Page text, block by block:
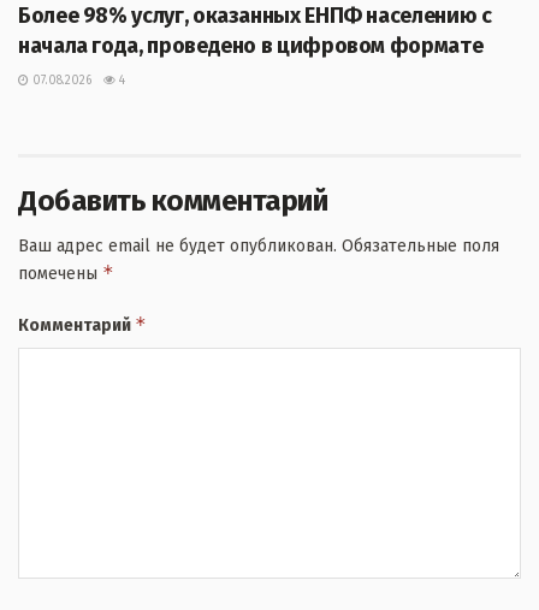
Более 98% услуг, оказанных ЕНПФ населению с
начала года, проведено в цифровом формате
07.08.2026 4
Добавить комментарий
Ваш адрес email не будет опубликован. Обязательные поля
помечены *
Комментарий *